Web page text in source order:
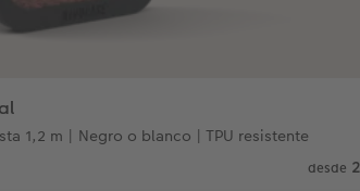
1,2 m | Negro o blanco | TPU resistente
desde